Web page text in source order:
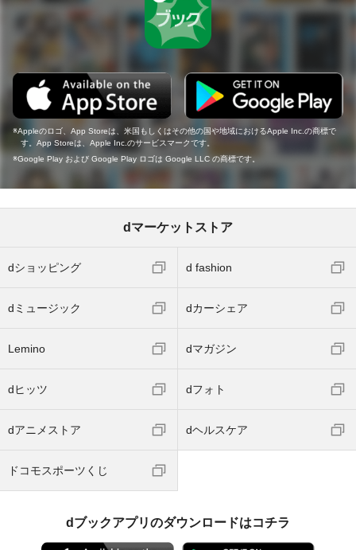
Appleのロゴ、App Storeは、米国もしくはその他の国や地域におけるApple Inc.の商標で
す。App Storeは、Apple Inc.のサービスマークです。
Google Play および Google Play ロゴは Google LLC の商標です。
dマーケットストア
dショッピング d fashion
dミュージック dカーシェア
Lemino dマガジン
dヒッツ dフォト
dアニメストア dヘルスケア
ドコモスポーツくじ
dブックアプリのダウンロードはコチラ